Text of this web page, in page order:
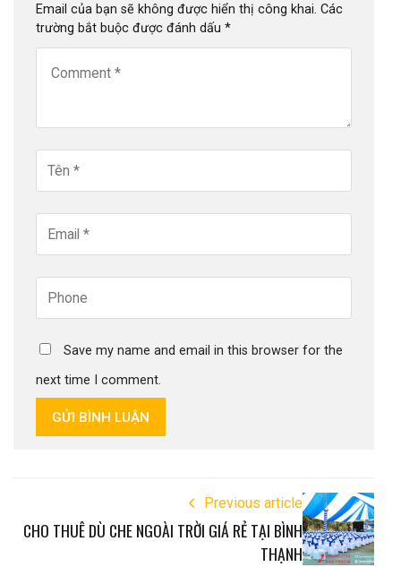
Email của bạn sẽ không được hiển thị công khai. Các
trường bắt buộc được đánh dấu *
Save my name and email in this browser for the
next time I comment.
GỬI BÌNH LUẬN
Previous article
CHO THUÊ DÙ CHE NGOÀI TRỜI GIÁ RẺ TẠI BÌNH
THẠNH